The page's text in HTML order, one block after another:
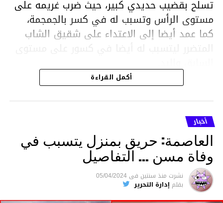
تسلح بقضيب حديدي كبير، حيث ضرب غريمه على
مستوى الرأس وتسبب له في كسر بالجمجمة،
كما عمد أيضا إلى الاعتداء على شقيق الشاب
المتضرر ليتسبب له أيضا في كسور على مستوى
هذا وقد تمكن أعوان مركز الأمن الوطني بحي
هلال في توقيت قياسي من محاصرة المشتبه به
والقبض عليه وإحالته على التحقيق في خصوص
ما نُسبه إليه.
متابعة
قسم الاخبار
أكمل القراءة
أخبار
العاصمة: حريق بمنزل يتسبب في
وفاة مسن … التفاصيل
نشرت منذ سنتين فى 05/04/2024
بقلم إدارة التحرير